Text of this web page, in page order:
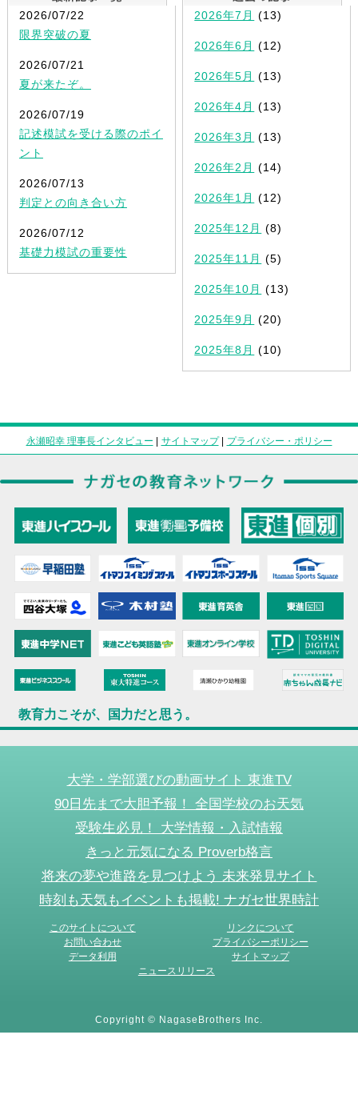
2026/07/22
限界突破の夏
2026/07/21
夏が来たぞ。
2026/07/19
記述模試を受ける際のポイ
ント
2026/07/13
判定との向き合い方
2026/07/12
基礎力模試の重要性
2026年7月 (13)
2026年6月 (12)
2026年5月 (13)
2026年4月 (13)
2026年3月 (13)
2026年2月 (14)
2026年1月 (12)
2025年12月 (8)
2025年11月 (5)
2025年10月 (13)
2025年9月 (20)
2025年8月 (10)
永瀬昭幸 理事長インタビュー | サイトマップ| プライバシー・ポリシー
教育力こそが、国力だと思う。
大学・学部選びの動画サイト 東進TV
90日先まで大胆予報！ 全国学校のお天気
受験生必見！ 大学情報・入試情報
きっと元気になる Proverb格言
将来の夢や進路を見つけよう 未来発見サイト
時刻も天気もイベントも掲載! ナガセ世界時計
このサイトについて
リンクについて
お問い合わせ
プライバシーポリシー
データ利用
サイトマップ
ニュースリリース
Copyright © NagaseBrothers Inc.